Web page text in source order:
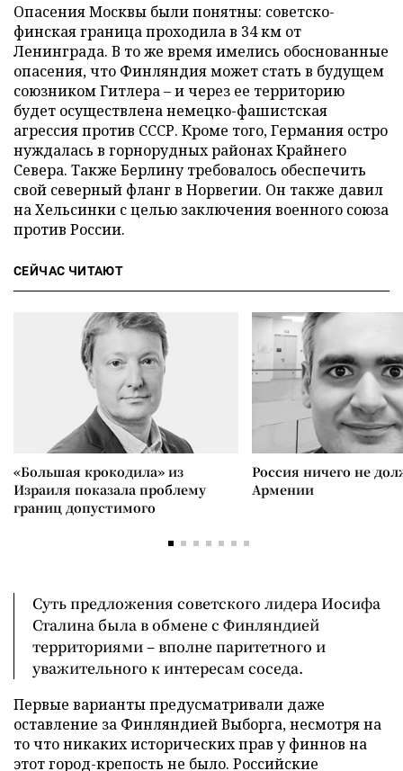
Опасения Москвы были понятны: советско-
финская граница проходила в 34 км от
Ленинграда. В то же время имелись обоснованные
опасения, что Финляндия может стать в будущем
союзником Гитлера – и через ее территорию
будет осуществлена немецко-фашистская
агрессия против СССР. Кроме того, Германия остро
нуждалась в горнорудных районах Крайнего
Севера. Также Берлину требовалось обеспечить
свой северный фланг в Норвегии. Он также давил
на Хельсинки с целью заключения военного союза
против России.
СЕЙЧАС ЧИТАЮТ
«Большая крокодила» из
Израиля показала проблему
границ допустимого
Россия ничего не
Армении
Суть предложения советского лидера Иосифа
Сталина была в обмене с Финляндией
территориями – вполне паритетного и
уважительного к интересам соседа.
Первые варианты предусматривали даже
оставление за Финляндией Выборга, несмотря на
то что никаких исторических прав у финнов на
этот город-крепость не было. Российские